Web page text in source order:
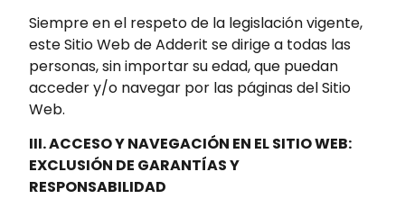
Siempre en el respeto de la legislación vigente,
este Sitio Web de Adderit se dirige a todas las
personas, sin importar su edad, que puedan
acceder y/o navegar por las páginas del Sitio
Web.
III. ACCESO Y NAVEGACIÓN EN EL SITIO WEB:
EXCLUSIÓN DE GARANTÍAS Y
RESPONSABILIDAD